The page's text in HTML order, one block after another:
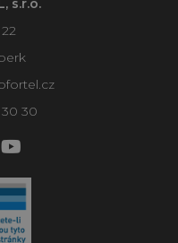
s.r.o.
30